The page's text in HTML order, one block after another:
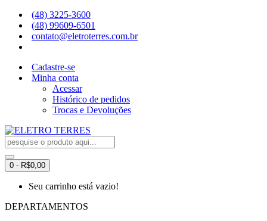
(48) 3225-3600
(48) 99609-6501
contato@eletroterres.com.br
Cadastre-se
Minha conta
Acessar
Histórico de pedidos
Trocas e Devoluções
0 - R$0,00
Seu carrinho está vazio!
DEPARTAMENTOS